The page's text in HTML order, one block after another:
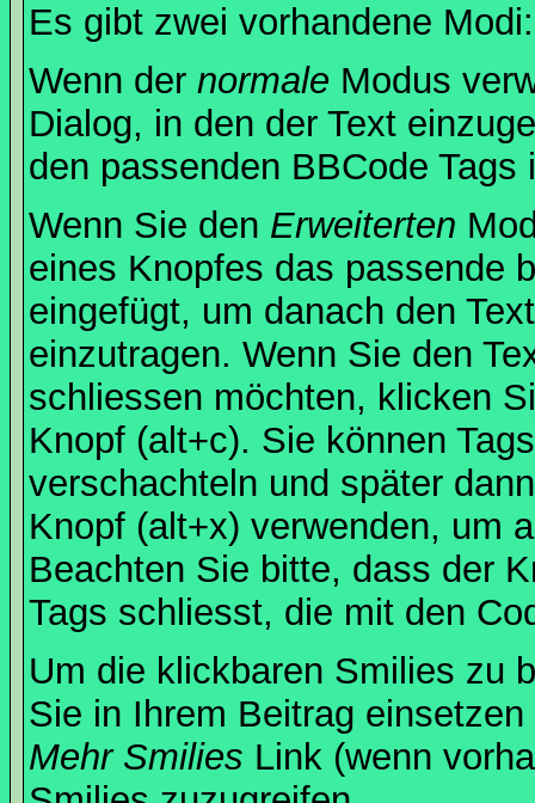
Es gibt zwei vorhandene
Wenn der normale Modus
Dialog, in den der Text
den passenden BBCode
Wenn Sie den Erweiterten
eines Knopfes das passende
eingefügt, um danach den
einzutragen. Wenn Sie den
schliessen möchten, klicken
Knopf (alt+c). Sie können
verschachteln und später
Knopf (alt+x) verwenden, um
Beachten Sie bitte, dass der
Tags schliesst, die mit den
Um die klickbaren Smilies zu
Sie in Ihrem Beitrag
Mehr Smilies Link (wenn